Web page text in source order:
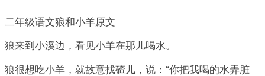
二年级语文狼和小羊原文
狼来到小溪边，看见小羊在那儿喝水。
狼很想吃小羊，就故意找碴儿，说：“你把我喝的水弄脏